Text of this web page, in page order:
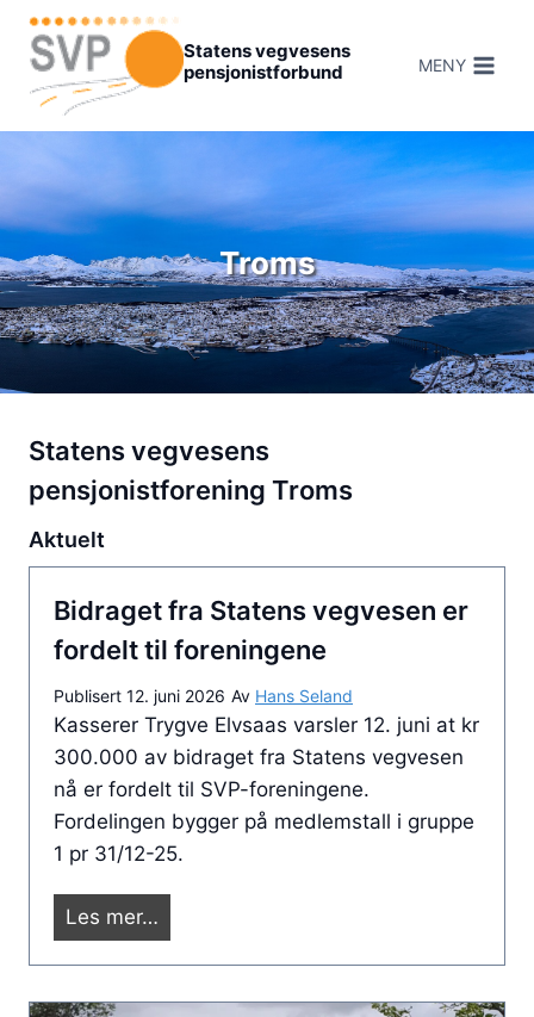
Hopp
innhold
Statens vegvesens
pensjonistforbund
MENY
Troms
Statens vegvesens
pensjonistforening Troms
Aktuelt
Bidraget fra Statens vegvesen er
fordelt til foreningene
Publisert 12. juni 2026 Av Hans Seland
Kasserer Trygve Elvsaas varsler 12. juni at kr
300.000 av bidraget fra Statens vegvesen
nå er fordelt til SVP-foreningene.
Fordelingen bygger på medlemstall i gruppe
1 pr 31/12-25.
Les mer…
i